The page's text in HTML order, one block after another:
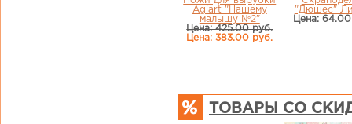
Agiart "Нашему
малышу №2"
Цена: 425.00 руб.
Цена: 383.00 руб.
"Дюшес"
Цена:
ТОВАРЫ СО